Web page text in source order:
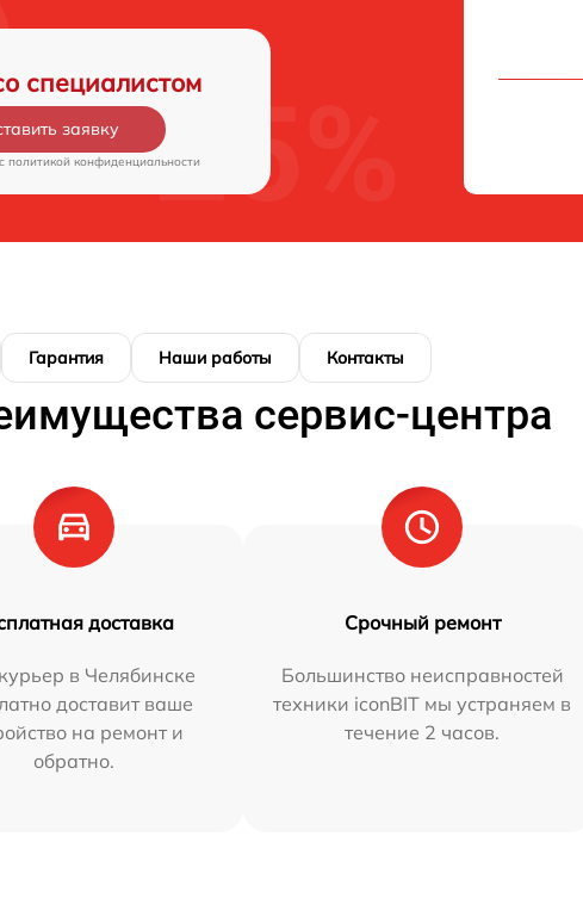
специалистом
заявку
политикой конфиденциальности
Гарантия Наши работы Контакты
сервис-центра
доставка
в Челябинске
доставит ваше
на ремонт и
обратно.
Срочный ремонт
Большинство неисправностей
техники iconBIT мы устраняем в
течение 2 часов.